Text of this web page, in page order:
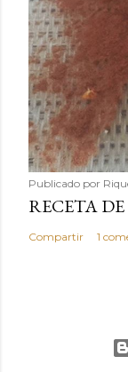
Publicado por
RECETA
Compartir 1